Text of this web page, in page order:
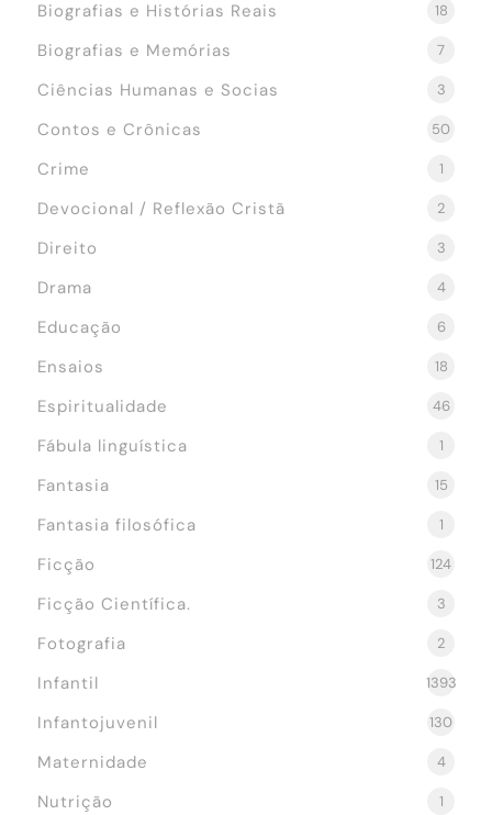
Biografias e Histórias Reais 18
Biografias e Memórias 7
Ciências Humanas e Socias 3
Contos e Crônicas 50
Crime 1
Devocional / Reflexão Cristã 2
Direito 3
Drama 4
Educação 6
Ensaios 18
Espiritualidade 46
Fábula linguística 1
Fantasia 15
Fantasia filosófica 1
Ficção 124
Ficção Científica. 3
Fotografia 2
Infantil 1393
Infantojuvenil 130
Maternidade 4
Nutrição 1